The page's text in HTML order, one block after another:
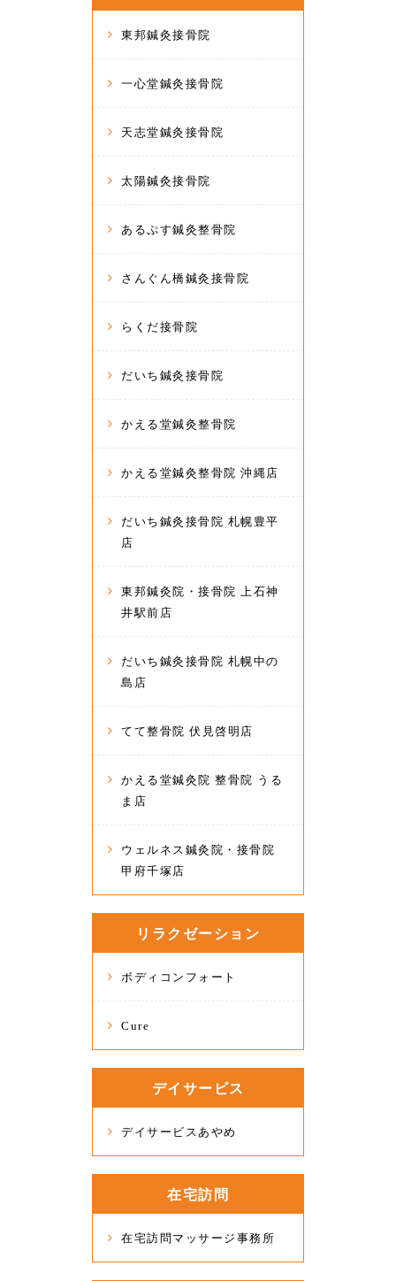
東邦鍼灸接骨院
一心堂鍼灸接骨院
天志堂鍼灸接骨院
太陽鍼灸接骨院
あるぷす鍼灸整骨院
さんぐん橋鍼灸接骨院
らくだ接骨院
だいち鍼灸接骨院
かえる堂鍼灸整骨院
かえる堂鍼灸整骨院 沖縄店
だいち鍼灸接骨院 札幌豊平
店
東邦鍼灸院・接骨院 上石神
井駅前店
だいち鍼灸接骨院 札幌中の
島店
てて整骨院 伏見啓明店
かえる堂鍼灸院 整骨院 うる
ま店
ウェルネス鍼灸院・接骨院
甲府千塚店
リラクゼーション
ボディコンフォート
Cure
デイサービス
デイサービスあやめ
在宅訪問
在宅訪問マッサージ事務所